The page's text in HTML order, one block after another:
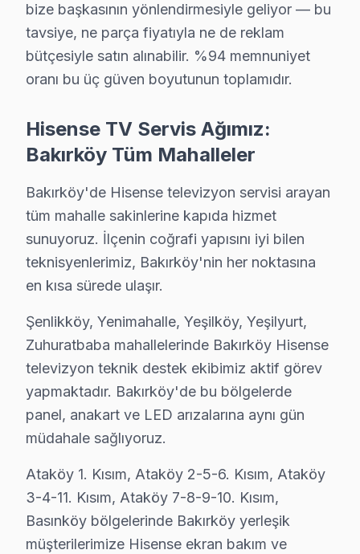
• Bakırköy'de fabrika eğitimli teknik uzmanlar
• Dijital teşhis ekipmanı kullanımı
• Bakırköy servisimizde panel ölçüm ve oscilloskop
• Bakırköy'de müşteri yorumları ile kanıtlanmış kalite
• Sürekli eğitim ve teknoloji takibi
Bakırköy'da Hisense televizyonlarınızı emin ellere
Bakırköy'da ve Çevresinde Hisense TV
Hisense LED TV teknik desteğimiz Bakırköy
Servis ağı detayları:
• Bakırköy ve çevresi tam kapsama — Bakırköy
• Bakırköy'de yoğun saatlerde bile aynı gün
• Bakırköy'de kurumsal ve bireysel müşterilere özel
Bakırköy'da Hisense desteği bir telefon kadar yakın.
Hisense TV'nizin Ömrünü Uzatmanın Yolları –
Hisense televizyon paneli ürünlerinizden uzun yıllar
TV uzun ömür için ipuçları:
• Bakırköy'de yılda 1-2 kez profesyonel bakım
• Bakırköy'de ekranı yumuşak mikrofiber bezle silin,
• Bakırköy'de uzun süreli aynı görüntü bırakmayın
• Enerji tasarrufu için kullanmadığınızda
bize başkasının yönlendirmesiyle geliyor — bu
tavsiye, ne parça fiyatıyla ne de reklam
bütçesiyle satın alınabilir. %94 memnuniyet
oranı bu üç güven boyutunun toplamıdır.
Hisense TV Servis Ağımız:
Bakırköy Tüm Mahalleler
Bakırköy'de Hisense televizyon servisi arayan
tüm mahalle sakinlerine kapıda hizmet
sunuyoruz. İlçenin coğrafi yapısını iyi bilen
teknisyenlerimiz, Bakırköy'nin her noktasına
en kısa sürede ulaşır.
Şenlikköy, Yenimahalle, Yeşilköy, Yeşilyurt,
Zuhuratbaba mahallelerinde Bakırköy Hisense
televizyon teknik destek ekibimiz aktif görev
yapmaktadır. Bakırköy'de bu bölgelerde
panel, anakart ve LED arızalarına aynı gün
müdahale sağlıyoruz.
Ataköy 1. Kısım, Ataköy 2-5-6. Kısım, Ataköy
3-4-11. Kısım, Ataköy 7-8-9-10. Kısım,
Basınköy bölgelerinde Bakırköy yerleşik
müşterilerimize Hisense ekran bakım ve